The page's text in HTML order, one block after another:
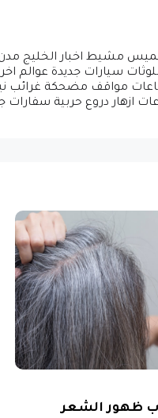
خميس مشيط اخبار الخليج
سيارات جديدة عوالم اخرى
مواقف مضحكة غرائب
ازهار دروع حربية سفارات
ظهور الشعر